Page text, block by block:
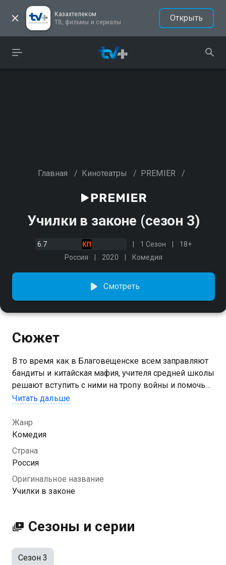
Казахтелеком
ТВ, фильмы и сериалы
Открыть
Главная / Кинотеатры / PREMIER /
Училки в законе (сезон 3)
6.7 1 Сезон
18+
Россия
2020 Комедия
Смотреть
Сюжет
В то время как в Благовещенске всем заправляют
бандиты и китайская мафия, учителя средней школы
решают вступить с ними на тропу войны и помочь
родному городу. Возглавляет эту невероятную
английского языка. Катерина недавно пришла в
школу, но быстро завоевала авторитет, ведь она
хорошо знакома с большинством бандитских
законов. Да и если ты смог справиться с 9 «Б», тебя
Посмотреть онлайн 3 сезон сериала Училки в
Читать дальше
Жанр
Комедия
Страна
Россия
Оригинальное название
Училки в законе
Сезоны и серии
Сезон 3